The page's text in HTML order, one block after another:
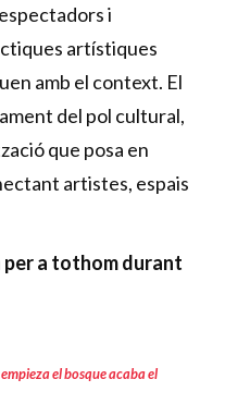
i
artístiques
amb el context. El
del pol cultural,
que posa en
artistes, espais
per a tothom durant
el bosque acaba el